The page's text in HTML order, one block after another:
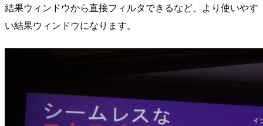
結果ウィンドウから直接フィルタできるなど、より使いやす
い結果ウィンドウになります。